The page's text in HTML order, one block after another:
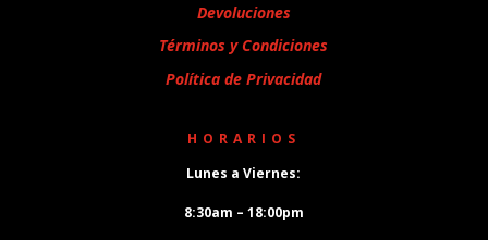
Devoluciones
Términos y Condiciones
Política de Privacidad
HORARIOS
Lunes a Viernes:
8:30am – 18:00pm